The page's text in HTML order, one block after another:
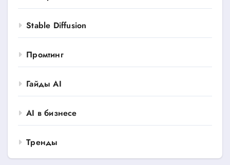
Stable Diffusion
Промтинг
Гайды AI
AI в бизнесе
Тренды